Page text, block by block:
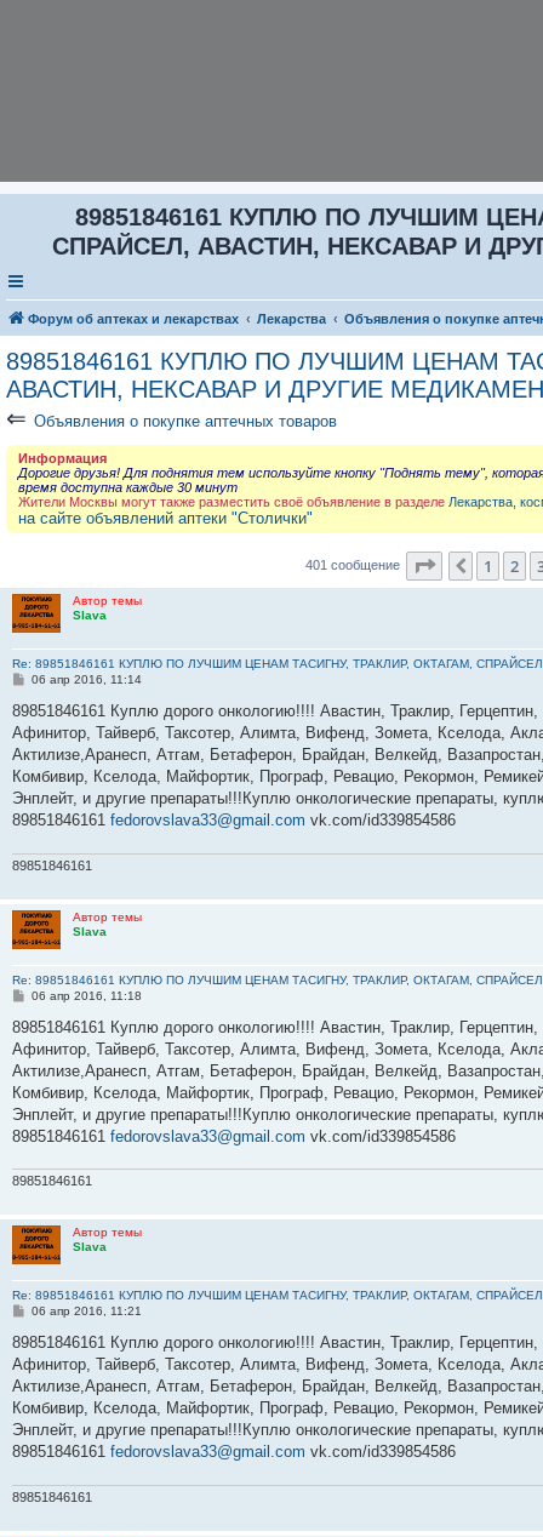
89851846161 КУПЛЮ ПО ЛУЧШИМ
СПРАЙСЕЛ, АВАСТИН, НЕКСАВАР И
Форум об аптеках и лекарствах Лекарства Объявления о покупке
89851846161 КУПЛЮ ПО ЛУЧШИМ ЦЕНАМ
АВАСТИН, НЕКСАВАР И ДРУГИЕ
⇐ Объявления о покупке аптечных товаров
Информация
Дорогие друзья! Для поднятия тем используйте кнопку "Поднять тему",
время доступна каждые 30 минут
Жители Москвы могут также разместить своё объявление в разделе Лекарства,
на сайте объявлений аптеки "Столички"
401 сообщение Страница
Пред.
1 2
Автор темы
Slava
Re: 89851846161 КУПЛЮ ПО ЛУЧШИМ ЦЕНАМ ТАСИГНУ, ТРАКЛИР, ОКТАГАМ,
С
о
щ
е
и
е
06 апр 2016, 11:14
89851846161 Куплю дорого онкологию!!!! Авастин, Траклир,
Афинитор, Тайверб, Таксотер, Алимта, Вифенд, Зомета, Кселода,
Актилизе,Аранесп, Атгам, Бетаферон, Брайдан, Велкейд,
Комбивир, Кселода, Майфортик, Програф, Ревацио, Рекормон,
Энплейт, и другие препараты!!!Куплю онкологические препараты,
89851846161 fedorovslava33@gmail.com vk.com/id339854586
89851846161
Автор темы
Slava
Re: 89851846161 КУПЛЮ ПО ЛУЧШИМ ЦЕНАМ ТАСИГНУ, ТРАКЛИР, ОКТАГАМ,
С
о
щ
е
и
е
06 апр 2016, 11:18
89851846161 Куплю дорого онкологию!!!! Авастин, Траклир,
Афинитор, Тайверб, Таксотер, Алимта, Вифенд, Зомета, Кселода,
Актилизе,Аранесп, Атгам, Бетаферон, Брайдан, Велкейд,
Комбивир, Кселода, Майфортик, Програф, Ревацио, Рекормон,
Энплейт, и другие препараты!!!Куплю онкологические препараты,
89851846161 fedorovslava33@gmail.com vk.com/id339854586
89851846161
Автор темы
Slava
Re: 89851846161 КУПЛЮ ПО ЛУЧШИМ ЦЕНАМ ТАСИГНУ, ТРАКЛИР, ОКТАГАМ,
С
о
щ
е
и
е
06 апр 2016, 11:21
89851846161 Куплю дорого онкологию!!!! Авастин, Траклир,
Афинитор, Тайверб, Таксотер, Алимта, Вифенд, Зомета, Кселода,
Актилизе,Аранесп, Атгам, Бетаферон, Брайдан, Велкейд,
Комбивир, Кселода, Майфортик, Програф, Ревацио, Рекормон,
Энплейт, и другие препараты!!!Куплю онкологические препараты,
89851846161 fedorovslava33@gmail.com vk.com/id339854586
89851846161